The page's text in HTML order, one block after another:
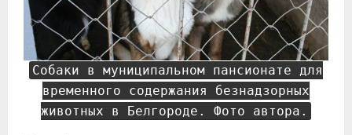
Собаки в муниципальном пансионате для
временного содержания безнадзорных
животных в Белгороде. Фото автора.